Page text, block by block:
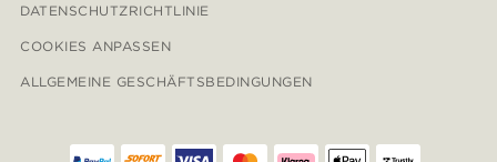
DATENSCHUTZRICHTLINIE
COOKIES ANPASSEN
ALLGEMEINE GESCHÄFTSBEDINGUNGEN